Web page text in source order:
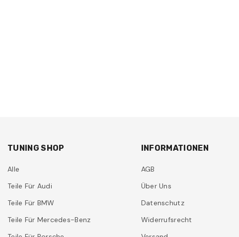
TUNING SHOP
Alle
Teile Für Audi
Teile Für BMW
Teile Für Mercedes-Benz
INFORMATIONEN
AGB
Über Uns
Datenschutz
Widerrufsrecht